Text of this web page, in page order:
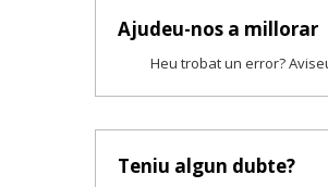
Ajudeu-nos a millorar
Heu trobat un error?
Teniu algun dubte?